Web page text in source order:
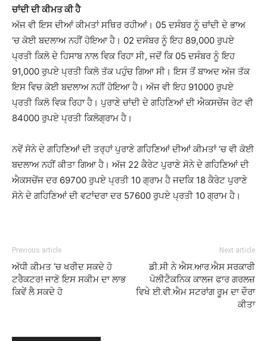
ਚਾਂਦੀ ਦੀ ਕੀਮਤ ਕੀ ਹੈ
ਅੱਜ ਵੀ ਇਸ ਦੀਆਂ ਕੀਮਤਾਂ ਸਥਿਰ ਰਹੀਆਂ। 05 ਦਸੰਬਰ ਨੂੰ ਚਾਂਦੀ ਦੇ ਭਾਅ
‘ਚ ਕੋਈ ਬਦਲਾਅ ਨਹੀਂ ਹੋਇਆ ਹੈ। 02 ਦਸੰਬਰ ਨੂੰ ਇਹ 89,000 ਰੁਪਏ
ਪ੍ਰਤੀ ਕਿਲੋ ਦੇ ਹਿਸਾਬ ਨਾਲ ਵਿਕ ਰਿਹਾ ਸੀ, ਜਦੋਂ ਕਿ 05 ਦਸੰਬਰ ਨੂੰ ਇਹ
91,000 ਰੁਪਏ ਪ੍ਰਤੀ ਕਿਲੋ ਤੱਕ ਪਹੁੰਚ ਗਿਆ ਸੀ। ਇਸ ਤੋਂ ਬਾਅਦ ਅੱਜ ਤੱਕ
ਇਸ ਵਿਚ ਕੋਈ ਬਦਲਾਅ ਨਹੀਂ ਹੋਇਆ ਹੈ। ਅੱਜ ਵੀ ਇਹ 91000 ਰੁਪਏ
ਪ੍ਰਤੀ ਕਿਲੋ ਵਿਕ ਰਿਹਾ ਹੈ। ਪੁਰਾਣੇ ਚਾਂਦੀ ਦੇ ਗਹਿਣਿਆਂ ਦੀ ਐਕਸਚੇਂਜ ਰੇਟ ਵੀ
84000 ਰੁਪਏ ਪ੍ਰਤੀ ਕਿਲੋਗ੍ਰਾਮ ਹੈ।
ਨਵੇਂ ਸੋਨੇ ਦੇ ਗਹਿਣਿਆਂ ਦੀ ਤਰ੍ਹਾਂ ਪੁਰਾਣੇ ਗਹਿਣਿਆਂ ਦੀਆਂ ਕੀਮਤਾਂ ‘ਚ ਵੀ ਕੋਈ
ਬਦਲਾਅ ਨਹੀਂ ਕੀਤਾ ਗਿਆ ਹੈ। ਅੱਜ 22 ਕੈਰੇਟ ਪੁਰਾਣੇ ਸੋਨੇ ਦੇ ਗਹਿਣਿਆਂ ਦੀ
ਐਕਸਚੇਂਜ ਦਰ 69700 ਰੁਪਏ ਪ੍ਰਤੀ 10 ਗ੍ਰਾਮ ਹੈ ਜਦਕਿ 18 ਕੈਰੇਟ ਪੁਰਾਣੇ
ਸੋਨੇ ਦੇ ਗਹਿਣਿਆਂ ਦੀ ਵਟਾਂਦਰਾ ਦਰ 57600 ਰੁਪਏ ਪ੍ਰਤੀ 10 ਗ੍ਰਾਮ ਹੈ।
Previous article
ਅੱਧੀ ਕੀਮਤ ‘ਚ ਖਰੀਦ ਸਕਦੇ ਹੋ
ਟਰੈਕਟਰ! ਜਾਣੋ ਇਸ ਸਕੀਮ ਦਾ ਲਾਭ
ਕਿਵੇਂ ਲੈ ਸਕਦੇ ਹੋ
Next article
ਡੀ.ਸੀ ਨੇ ਐਸ.ਆਰ.ਐਸ ਸਰਕਾਰੀ
ਪੋਲੀਟੈਕਨਿਕ ਕਾਲਜ ਫਾਰ ਗਰਲਜ਼
ਵਿਖੇ ਈ.ਵੀ.ਐਮ ਸਟਰਾਂਗ ਰੂਮ ਦਾ ਦੌਰਾ
ਕੀਤਾ